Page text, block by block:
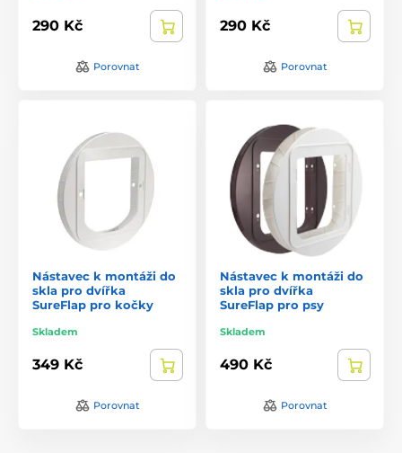
290 Kč
Porovnat
290 Kč
Porovnat
Nástavec k montáži do
skla pro dvířka
SureFlap pro kočky
Skladem
349 Kč
Porovnat
Nástavec k montáži do
skla pro dvířka
SureFlap pro psy
Skladem
490 Kč
Porovnat